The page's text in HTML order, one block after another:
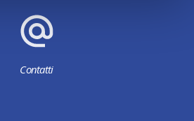
Contatti